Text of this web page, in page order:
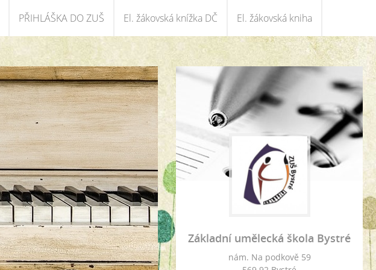
PŘIHLÁŠKA DO ZUŠ El. žákovská knížka DČ El. žákovská kniha
Základní umělecká škola Bystré
nám. Na podkově 59